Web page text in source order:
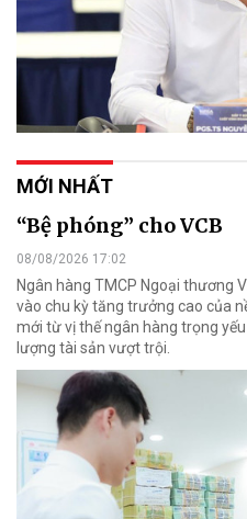
MỚI NHẤT
“Bệ phóng” cho VCB
08/08/2026 17:02
Ngân hàng TMCP Ngoại thương
vào chu kỳ tăng trưởng cao của
mới từ vị thế ngân hàng trọng
lượng tài sản vượt trội.